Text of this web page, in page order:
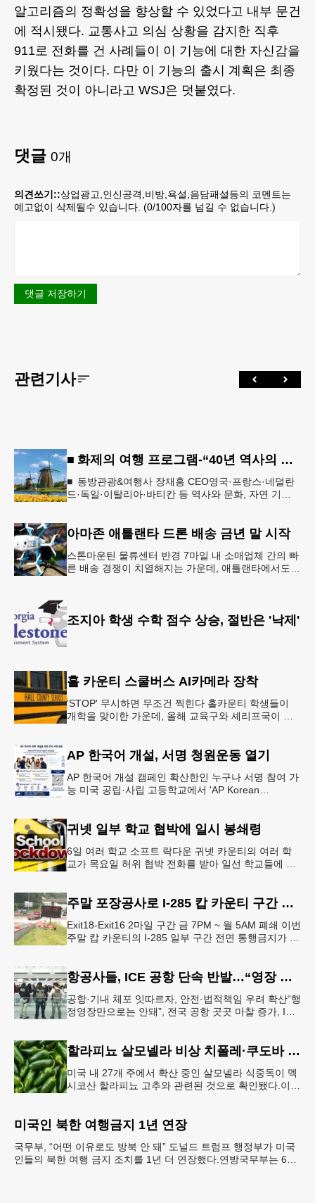
알고리즘의 정확성을 향상할 수 있었다고 내부 문건
에 적시됐다. 교통사고 의심 상황을 감지한 직후
911로 전화를 건 사례들이 이 기능에 대한 자신감을
키웠다는 것이다. 다만 이 기능의 출시 계획은 최종
확정된 것이 아니라고 WSJ은 덧붙였다.
댓글 0개
의견쓰기::상업광고,인신공격,비방,욕설,음담패설등의 코멘트는
예고없이 삭제될수 있습니다. (0/100자를 넘길 수 없습니다.)
댓글 저장하기
관련기사
■ 화제의 여행 프로그램-“40년 역사의 신뢰… 서유럽 8개국 13일 대장정”
■ 동방관광&여행사 장재홍 CEO영국·프랑스·네덜란
드·독일·이탈리아·바티칸 등 역사와 문화, 자연 기
아마존 애틀랜타 드론 배송 금년 말 시작
스톤마운틴 물류센터 반경 7마일 내 소매업체 간의 빠
른 배송 경쟁이 치열해지는 가운데, 애틀랜타에서도
조지아 학생 수학 점수 상승, 절반은 '낙제'
홀 카운티 스쿨버스 AI카메라 장착
'STOP' 무시하면 무조건 찍힌다 홀카운티 학생들이
개학을 맞이한 가운데, 올해 교육구와 셰리프국이 학
AP 한국어 개설, 서명 청원운동 열기
AP 한국어 개설 캠페인 확산한인 누구나 서명 참여 가
능 미국 공립·사립 고등학교에서 'AP Korean
귀넷 일부 학교 협박에 일시 봉쇄령
6일 여러 학교 소프트 락다운 귀넷 카운티의 여러 학
교가 목요일 허위 협박 전화를 받아 일선 학교들에 일
주말 포장공사로 I-285 캅 카운티 구간 통행금지
Exit18-Exit16 2마일 구간 금 7PM ~ 월 5AM 폐쇄 이번
주말 캅 카운티의 I-285 일부 구간 전면 통행금지가 시
항공사들, ICE 공항 단속 반발…“영장 없인 협조 불가”
공항·기내 체포 잇따르자, 안전·법적책임 우려 확산“행
정영장만으로는 안돼”, 전국 공항 곳곳 마찰 증가, ICE
할라피뇨 살모넬라 비상 치폴레·쿠도바 긴급 회수
미국 내 27개 주에서 확산 중인 살모넬라 식중독이 멕
시코산 할라피뇨 고추와 관련된 것으로 확인됐다.이에
미국인 북한 여행금지 1년 연장
국무부, “어떤 이유로도 방북 안 돼” 도널드 트럼프 행정부가 미국
인들의 북한 여행 금지 조치를 1년 더 연장했다.연방국무부는 6일